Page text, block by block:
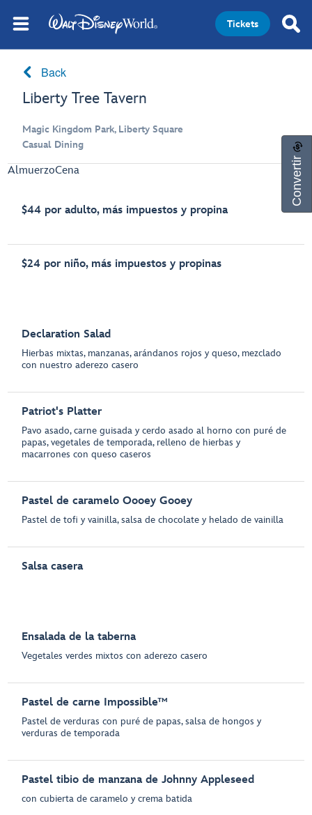
Tickets
Back
Liberty Tree Tavern
Magic Kingdom Park, Liberty Square
Casual Dining
AlmuerzoCena
$44 por adulto, más impuestos y propina
$24 por niño, más impuestos y propinas
Declaration Salad
Hierbas mixtas, manzanas, arándanos rojos y queso, mezclado
con nuestro aderezo casero
Patriot's Platter
Pavo asado, carne guisada y cerdo asado al horno con puré de
papas, vegetales de temporada, relleno de hierbas y
macarrones con queso caseros
Pastel de caramelo Oooey Gooey
Pastel de tofi y vainilla, salsa de chocolate y helado de vainilla
Salsa casera
Ensalada de la taberna
Vegetales verdes mixtos con aderezo casero
Pastel de carne Impossible™
Pastel de verduras con puré de papas, salsa de hongos y
verduras de temporada
Pastel tibio de manzana de Johnny Appleseed
con cubierta de caramelo y crema batida
Convertir